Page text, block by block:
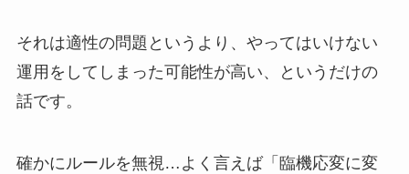
それは適性の問題というより、 やってはいけない
運用をしてしまった可能性が高い、というだけの
話です。
確かにルールを無視… よく言えば「臨機応変に変